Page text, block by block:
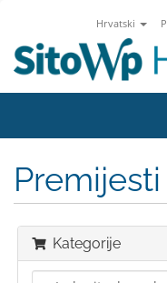
Hrvatski
Kategorije